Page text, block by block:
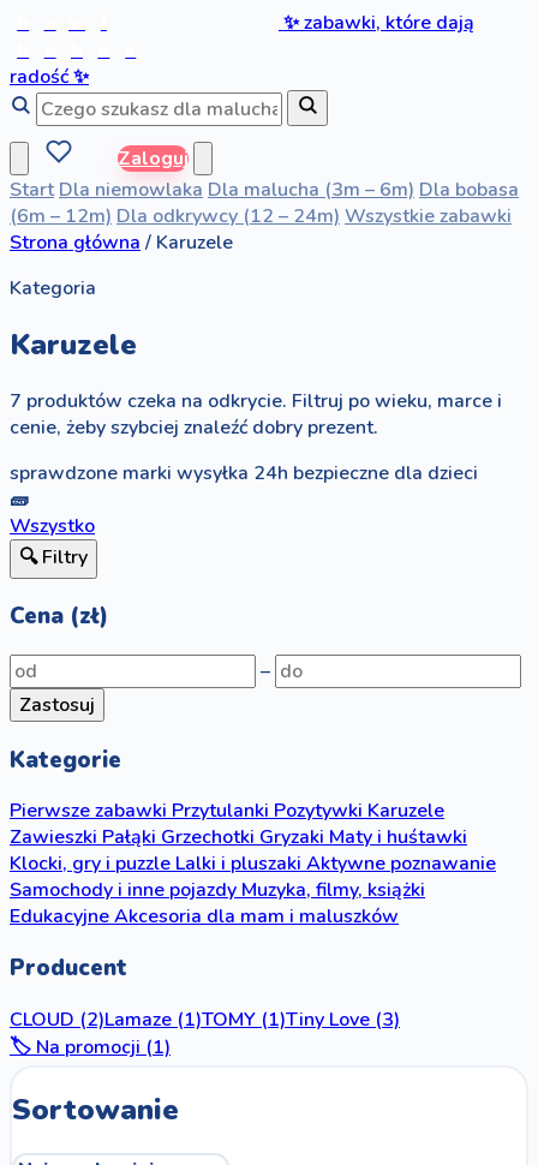
✨zabawki, które dają
radość✨
Zaloguj
Start Dla niemowlaka Dla malucha (3m – 6m) Dla bobasa
(6m – 12m) Dla odkrywcy (12 – 24m) Wszystkie zabawki
Strona główna / Karuzele
Kategoria
Karuzele
7 produktów czeka na odkrycie. Filtruj po wieku, marce i
cenie, żeby szybciej znaleźć dobry prezent.
sprawdzone marki wysyłka 24h bezpieczne dla dzieci
🧱
Wszystko
🔍 Filtry
Cena (zł)
–
Zastosuj
Kategorie
Pierwsze zabawkiPrzytulankiPozytywkiKaruzele
ZawieszkiPałąkiGrzechotkiGryzakiMaty i huśtawki
Klocki, gry i puzzleLalki i pluszakiAktywne poznawanie
Samochody i inne pojazdyMuzyka, filmy, książki
EdukacyjneAkcesoria dla mam i maluszków
Producent
CLOUD (2)Lamaze (1)TOMY (1)Tiny Love (3)
🏷️ Na promocji (1)
Sortowanie